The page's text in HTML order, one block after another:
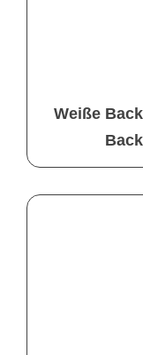
Weiße